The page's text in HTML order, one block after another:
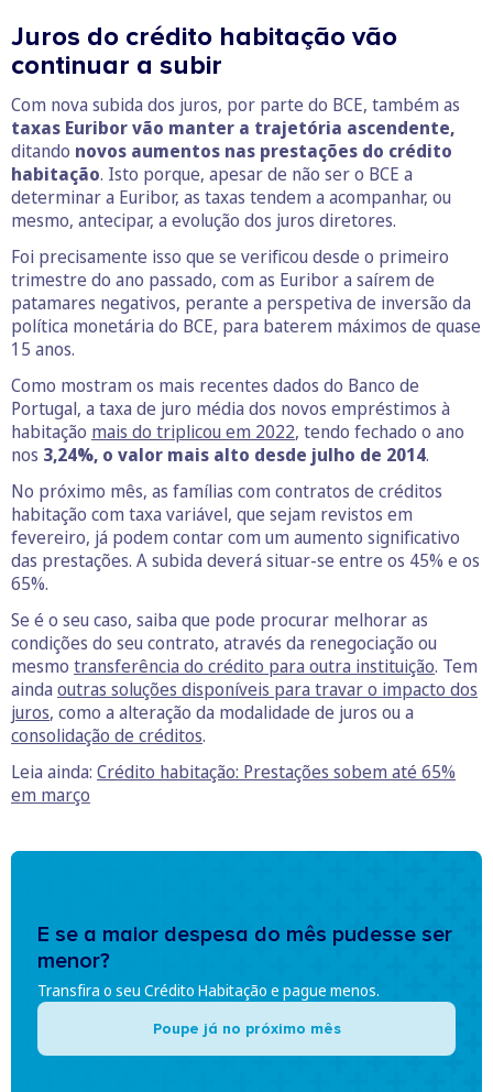
Juros do crédito habitação vão
continuar a subir
Com nova subida dos juros, por parte do BCE, também as
taxas Euribor vão manter a trajetória ascendente,
ditando novos aumentos nas prestações do crédito
habitação. Isto porque, apesar de não ser o BCE a
determinar a Euribor, as taxas tendem a acompanhar, ou
mesmo, antecipar, a evolução dos juros diretores.
Foi precisamente isso que se verificou desde o primeiro
trimestre do ano passado, com as Euribor a saírem de
patamares negativos, perante a perspetiva de inversão da
política monetária do BCE, para baterem máximos de quase
15 anos.
Como mostram os mais recentes dados do Banco de
Portugal, a taxa de juro média dos novos empréstimos à
habitação mais do triplicou em 2022, tendo fechado o ano
nos 3,24%, o valor mais alto desde julho de 2014.
No próximo mês, as famílias com contratos de créditos
habitação com taxa variável, que sejam revistos em
fevereiro, já podem contar com um aumento significativo
das prestações. A subida deverá situar-se entre os 45% e os
65%.
Se é o seu caso, saiba que pode procurar melhorar as
condições do seu contrato, através da renegociação ou
mesmo transferência do crédito para outra instituição. Tem
ainda outras soluções disponíveis para travar o impacto dos
juros, como a alteração da modalidade de juros ou a
consolidação de créditos.
Leia ainda: Crédito habitação: Prestações sobem até 65%
em março
E se a maior despesa do mês pudesse ser
menor?
Transfira o seu Crédito Habitação e pague menos.
Poupe já no próximo mês